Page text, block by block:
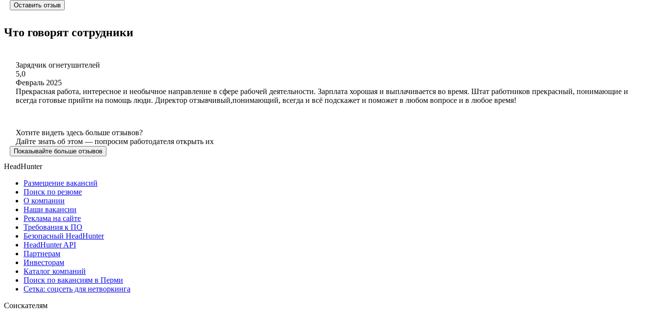
Оставить отзыв
Что говорят сотрудники
Зарядчик огнетушителей
5,0
Февраль 2025
Прекрасная работа, интересное и необычное направление в сфере рабочей деятельности. Зарплата хорошая и выплачивается во время. Штат работников прекрасный, понимающие и
всегда готовые прийти на помощь люди. Директор отзывчивый,понимающий, всегда и всё подскажет и поможет в любом вопросе и в любое время!
Хотите видеть здесь больше отзывов?
Дайте знать об этом — попросим работодателя открыть их
Показывайте больше отзывов
HeadHunter
Размещение вакансий
Поиск по резюме
О компании
Наши вакансии
Реклама на сайте
Требования к ПО
Безопасный HeadHunter
HeadHunter API
Партнерам
Инвесторам
Каталог компаний
Поиск по вакансиям в Перми
Сетка: соцсеть для нетворкинга
Соискателям